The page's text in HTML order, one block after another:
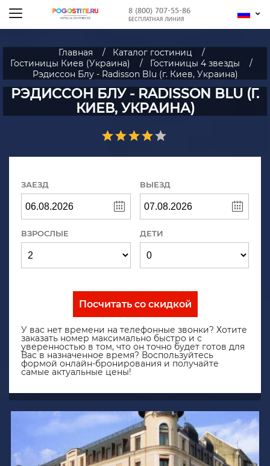
8 (800) 707-55-86
БЕСПЛАТНАЯ ЛИНИЯ
Главная
Каталог гостиниц
Гостиницы Киев (Украина)
Гостиницы 4 звезды
Рэдиссон Блу - Radisson Blu (г. Киев, Украина)
РЭДИССОН БЛУ - RADISSON BLU (Г.
КИЕВ, УКРАИНА)
ЗАЕЗД ВЫЕЗД
ВЗРОСЛЫЕ ДЕТИ
Посчитать со скидкой
У вас нет времени на телефонные звонки? Хотите
заказать номер максимально быстро и с
уверенностью в том, что он точно будет готов для
Вас в назначенное время? Воспользуйтесь
формой онлайн-бронирования и получайте
самые актуальные цены!